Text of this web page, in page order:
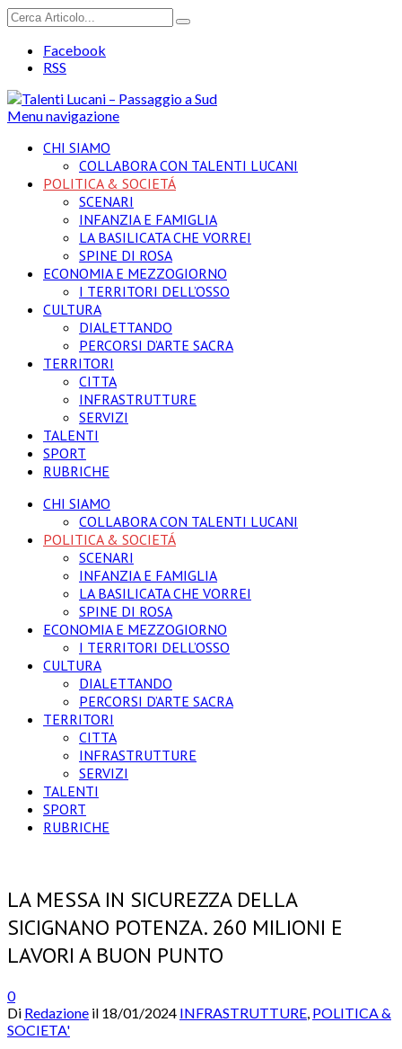
Facebook
RSS
Menu navigazione
CHI SIAMO
COLLABORA CON TALENTI LUCANI
POLITICA & SOCIETÁ
SCENARI
INFANZIA E FAMIGLIA
LA BASILICATA CHE VORREI
SPINE DI ROSA
ECONOMIA E MEZZOGIORNO
I TERRITORI DELL’OSSO
CULTURA
DIALETTANDO
PERCORSI D’ARTE SACRA
TERRITORI
CITTA
INFRASTRUTTURE
SERVIZI
TALENTI
SPORT
RUBRICHE
CHI SIAMO
COLLABORA CON TALENTI LUCANI
POLITICA & SOCIETÁ
SCENARI
INFANZIA E FAMIGLIA
LA BASILICATA CHE VORREI
SPINE DI ROSA
ECONOMIA E MEZZOGIORNO
I TERRITORI DELL’OSSO
CULTURA
DIALETTANDO
PERCORSI D’ARTE SACRA
TERRITORI
CITTA
INFRASTRUTTURE
SERVIZI
TALENTI
SPORT
RUBRICHE
LA MESSA IN SICUREZZA DELLA
SICIGNANO POTENZA. 260 MILIONI E
LAVORI A BUON PUNTO
0
Di Redazione il 18/01/2024 INFRASTRUTTURE, POLITICA &
SOCIETA'